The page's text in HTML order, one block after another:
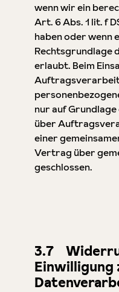
wenn wir ein
Art. 6 Abs. 1 lit. f
haben oder wenn
Rechtsgrundlage
erlaubt. Beim
nur auf
über
einer
Vertrag über
geschlossen.
3.7
Einwilligung